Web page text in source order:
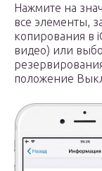
Нажмите на
все элементы,
копирования в
видео) или
положение